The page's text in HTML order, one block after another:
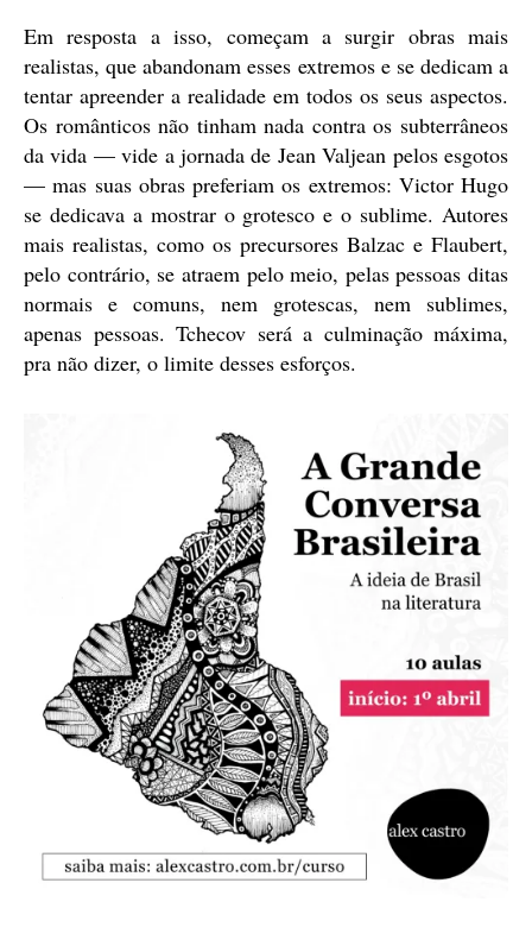
Em resposta a isso, começam a surgir obras mais
realistas, que abandonam esses extremos e se dedicam a
tentar apreender a realidade em todos os seus aspectos.
Os românticos não tinham nada contra os subterrâneos
da vida — vide a jornada de Jean Valjean pelos esgotos
— mas suas obras preferiam os extremos: Victor Hugo
se dedicava a mostrar o grotesco e o sublime. Autores
mais realistas, como os precursores Balzac e Flaubert,
pelo contrário, se atraem pelo meio, pelas pessoas ditas
normais e comuns, nem grotescas, nem sublimes,
apenas pessoas. Tchecov será a culminação máxima,
pra não dizer, o limite desses esforços.